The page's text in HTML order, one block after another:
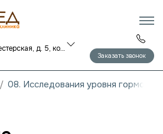
Санкт-Петербург ул. Манчестерская, д. 5, корп. 1
Заказать звонок
08. Исследования уровня